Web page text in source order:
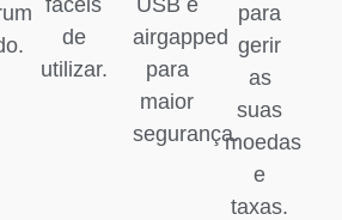
de
utilizar.
airgapped
para
maior
segurança.
para
gerir
as
suas
moedas
e
taxas.